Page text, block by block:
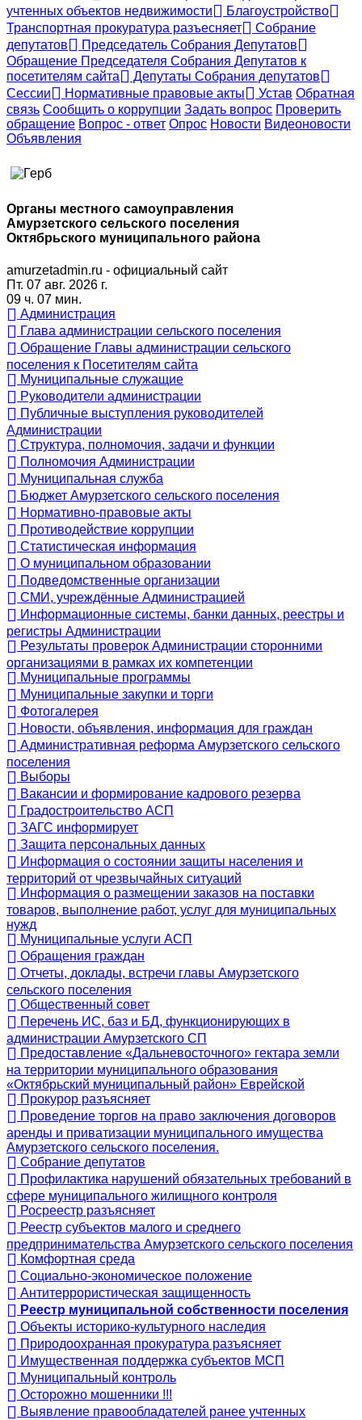
учтенных объектов недвижимости
Благоустройство
Транспортная прокуратура разъесняет
Собрание
депутатов
Председатель Собрания Депутатов
Обращение Председателя Собрания Депутатов к
посетителям сайта
Депутаты Собрания депутатов
Сессии
Нормативные правовые акты Устав Обратная
связь Сообщить о коррупции Задать вопрос Проверить
обращение Вопрос - ответ Опрос Новости Видеоновости
Объявления
Органы местного самоуправления
Амурзетского сельского поселения
Октябрьского муниципального района
amurzetadmin.ru - официальный сайт
Пт. 07 авг. 2026 г.
09 ч. 07 мин.
Администрация
Глава администрации сельского поселения
Обращение Главы администрации сельского
поселения к Посетителям сайта
Муниципальные служащие
Руководители администрации
Публичные выступления руководителей
Администрации
Структура, полномочия, задачи и функции
Полномочия Администрации
Муниципальная служба
Бюджет Амурзетского сельского поселения
Нормативно-правовые акты
Противодействие коррупции
Статистическая информация
О муниципальном образовании
Подведомственные организации
СМИ, учреждённые Администрацией
Информационные системы, банки данных, реестры и
регистры Администрации
Результаты проверок Администрации сторонними
организациями в рамках их компетенции
Муниципальные программы
Муниципальные закупки и торги
Фотогалерея
Новости, объявления, информация для граждан
Административная реформа Амурзетского сельского
поселения
Выборы
Вакансии и формирование кадрового резерва
Градостроительство АСП
ЗАГС информирует
Защита персональных данных
Информация о состоянии защиты населения и
территорий от чрезвычайных ситуаций
Информация о размещении заказов на поставки
товаров, выполнение работ, услуг для муниципальных
нужд
Муниципальные услуги АСП
Обращения граждан
Отчеты, доклады, встречи главы Амурзетского
сельского поселения
Общественный совет
Перечень ИС, баз и БД, функционирующих в
администрации Амурзетского СП
Предоставление «Дальневосточного» гектара земли
на территории муниципального образования
«Октябрьский муниципальный район» Еврейской
Прокурор разъясняет
Проведение торгов на право заключения договоров
аренды и приватизации муниципального имущества
Амурзетского сельского поселения.
Собрание депутатов
Профилактика нарушений обязательных требований в
сфере муниципального жилищного контроля
Росреестр разъясняет
Реестр субъектов малого и среднего
предпринимательства Амурзетского сельского поселения
Комфортная среда
Социально-экономическое положение
Антитеррористическая защищенность
Реестр муниципальной собственности поселения
Объекты историко-культурного наследия
Природоохранная прокуратура разъясняет
Имущественная поддержка субъектов МСП
Муниципальный контроль
Осторожно мошенники !!!
Выявление правообладателей ранее учтенных